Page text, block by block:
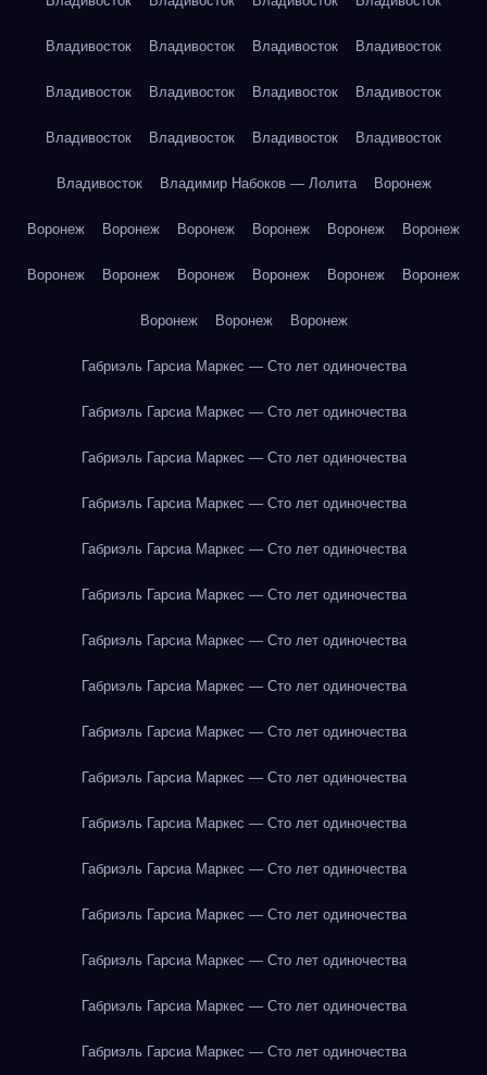
Владивосток Владивосток Владивосток Владивосток
Владивосток Владивосток Владивосток Владивосток
Владивосток Владивосток Владивосток Владивосток
Владивосток Владимир Набоков — Лолита Воронеж
Воронеж Воронеж Воронеж Воронеж Воронеж Воронеж
Воронеж Воронеж Воронеж Воронеж Воронеж Воронеж
Воронеж Воронеж Воронеж
Габриэль Гарсиа Маркес — Сто лет одиночества
Габриэль Гарсиа Маркес — Сто лет одиночества
Габриэль Гарсиа Маркес — Сто лет одиночества
Габриэль Гарсиа Маркес — Сто лет одиночества
Габриэль Гарсиа Маркес — Сто лет одиночества
Габриэль Гарсиа Маркес — Сто лет одиночества
Габриэль Гарсиа Маркес — Сто лет одиночества
Габриэль Гарсиа Маркес — Сто лет одиночества
Габриэль Гарсиа Маркес — Сто лет одиночества
Габриэль Гарсиа Маркес — Сто лет одиночества
Габриэль Гарсиа Маркес — Сто лет одиночества
Габриэль Гарсиа Маркес — Сто лет одиночества
Габриэль Гарсиа Маркес — Сто лет одиночества
Габриэль Гарсиа Маркес — Сто лет одиночества
Габриэль Гарсиа Маркес — Сто лет одиночества
Габриэль Гарсиа Маркес — Сто лет одиночества